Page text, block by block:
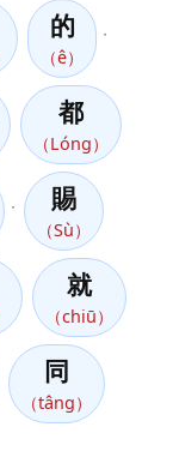
的
（ê）
都
（Lóng）
賜
（Sù）
就
（chiū）
同
（tâng）